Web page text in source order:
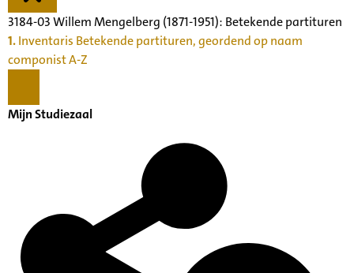
3184-03 Willem Mengelberg (1871-1951): Betekende partituren
1.Inventaris Betekende partituren, geordend op naam
componist A-Z
Mijn Studiezaal